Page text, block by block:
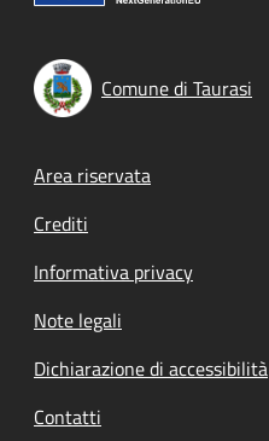
Comune di Taurasi
Footer menu
Area riservata
Crediti
Informativa privacy
Note legali
Dichiarazione di accessibilità
Contatti